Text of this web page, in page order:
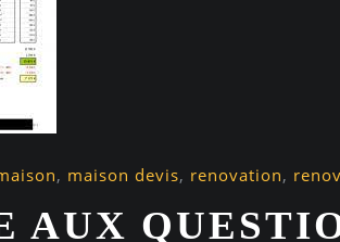
, maison devis, renovation,
AUX